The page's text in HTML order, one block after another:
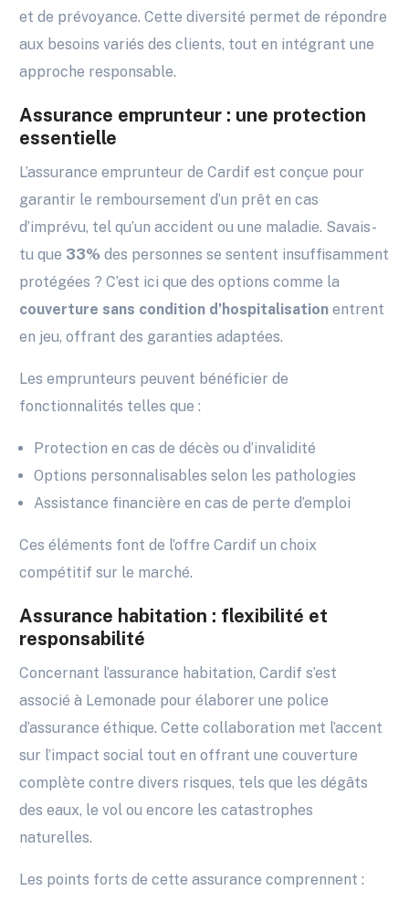
et de prévoyance. Cette diversité permet de répondre
aux besoins variés des clients, tout en intégrant une
approche responsable.
Assurance emprunteur : une protection
essentielle
L’assurance emprunteur de Cardif est conçue pour
garantir le remboursement d’un prêt en cas
d’imprévu, tel qu’un accident ou une maladie. Savais-
tu que 33% des personnes se sentent insuffisamment
protégées ? C’est ici que des options comme la
couverture sans condition d’hospitalisation entrent
en jeu, offrant des garanties adaptées.
Les emprunteurs peuvent bénéficier de
fonctionnalités telles que :
Protection en cas de décès ou d’invalidité
Options personnalisables selon les pathologies
Assistance financière en cas de perte d’emploi
Ces éléments font de l’offre Cardif un choix
compétitif sur le marché.
Assurance habitation : flexibilité et
responsabilité
Concernant l’assurance habitation, Cardif s’est
associé à Lemonade pour élaborer une police
d’assurance éthique. Cette collaboration met l’accent
sur l’impact social tout en offrant une couverture
complète contre divers risques, tels que les dégâts
des eaux, le vol ou encore les catastrophes
naturelles.
Les points forts de cette assurance comprennent :